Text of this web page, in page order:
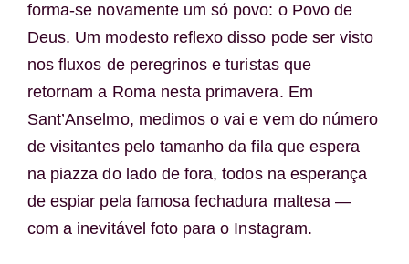
forma-se novamente um só povo: o Povo de
Deus. Um modesto reflexo disso pode ser visto
nos fluxos de peregrinos e turistas que
retornam a Roma nesta primavera. Em
Sant’Anselmo, medimos o vai e vem do número
de visitantes pelo tamanho da fila que espera
na piazza do lado de fora, todos na esperança
de espiar pela famosa fechadura maltesa —
com a inevitável foto para o Instagram.